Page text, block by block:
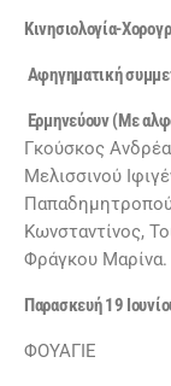
Κινησιολογία-
Αφηγηματική
Ερμηνεύουν (Με
Γκούσκος
Μελισσινού
Κωνσταντίνος,
Φράγκου Μαρίνα.
Παρασκευή 19
ΦΟΥΑΓΙΕ